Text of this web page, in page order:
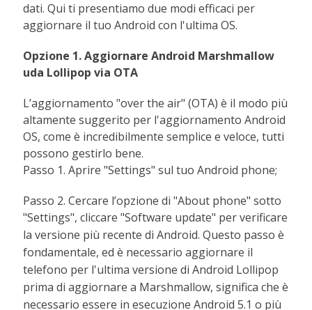
dati. Qui ti presentiamo due modi efficaci per
aggiornare il tuo Android con l'ultima OS.
Opzione 1. Aggiornare Android Marshmallow
uda Lollipop via OTA
L’aggiornamento "over the air" (OTA) è il modo più
altamente suggerito per l'aggiornamento Android
OS, come è incredibilmente semplice e veloce, tutti
possono gestirlo bene.
Passo 1. Aprire "Settings" sul tuo Android phone;
Passo 2. Cercare l’opzione di "About phone" sotto
"Settings", cliccare "Software update" per verificare
la versione più recente di Android. Questo passo è
fondamentale, ed è necessario aggiornare il
telefono per l'ultima versione di Android Lollipop
prima di aggiornare a Marshmallow, significa che è
necessario essere in esecuzione Android 5.1 o più